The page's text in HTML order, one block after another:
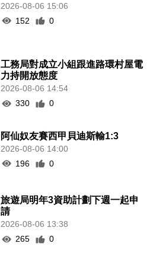
2026-08-06 15:06
152
0
工務局對成立小組跟進路環村屋電
力持開放態度
2026-08-06 14:54
330
0
阿仙奴友賽西甲貝迪斯輸1:3
2026-08-06 14:00
196
0
旅遊局明年3資助計劃下週一起申
請
2026-08-06 13:38
265
0